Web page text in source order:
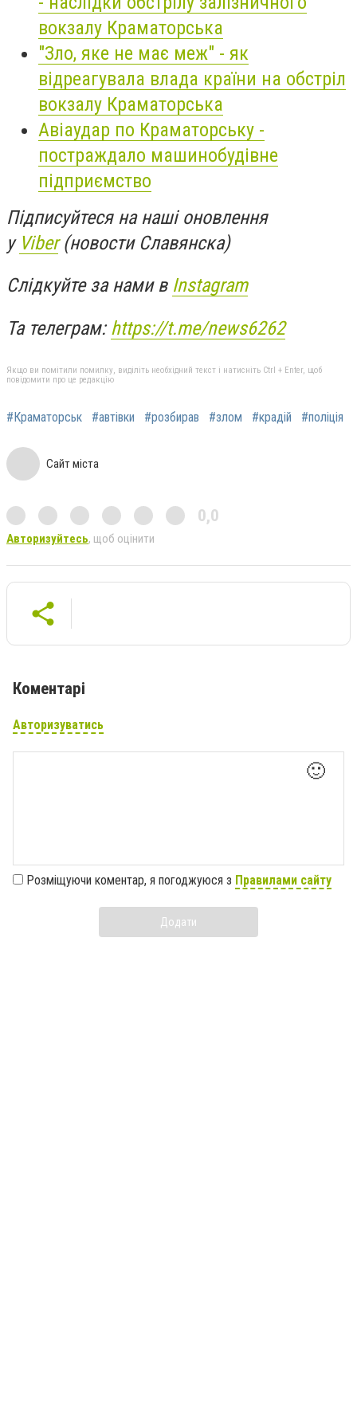
вокзалу Краматорська
"Зло, яке не має меж" - як
відреагувала влада країни на обстріл
вокзалу Краматорська
Авіаудар по Краматорську -
постраждало машинобудівне
підприємство
Підписуйтеся на наші оновлення
у Viber(новости Славянска)
Слідкуйте за нами в Instagram
Та телеграм:https://t.me/news6262
Якщо ви помітили помилку, виділіть необхідний текст і натисніть Ctrl + Enter, щоб
повідомити про це редакцію
#Краматорськ #автівки #розбирав #злом #крадій #поліція
Сайт міста
0,0
Авторизуйтесь, щоб оцінити
Коментарі
Авторизуватись
🙂
Розміщуючи коментар, я погоджуюся з Правилами сайту
Додати